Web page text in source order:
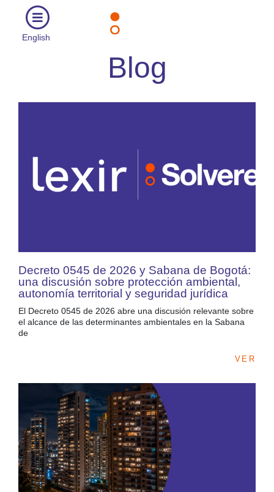
English
Blog
Decreto 0545 de 2026 y Sabana de Bogotá:
una discusión sobre protección ambiental,
autonomía territorial y seguridad jurídica
El Decreto 0545 de 2026 abre una discusión relevante sobre
el alcance de las determinantes ambientales en la Sabana
de
VER